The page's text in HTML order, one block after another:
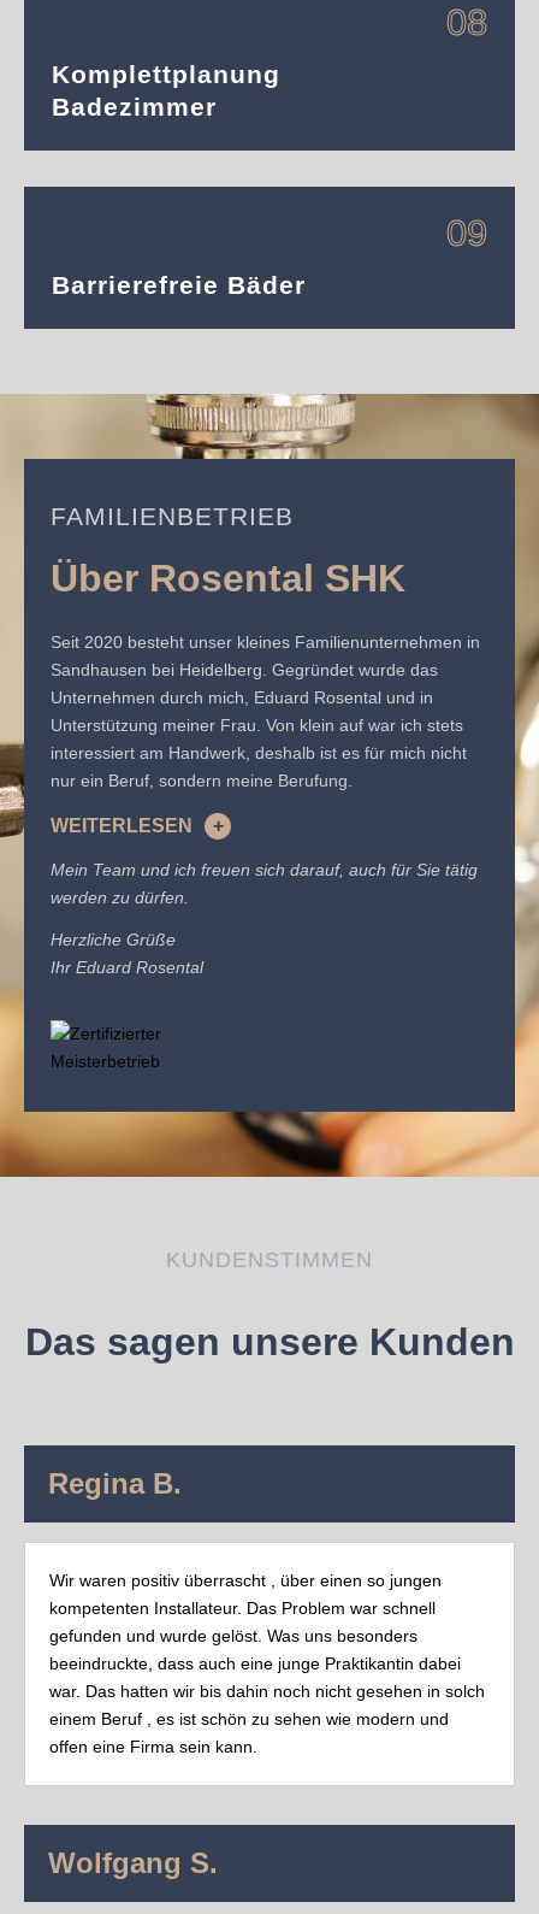
08
Komplettplanung
Badezimmer
09
Barrierefreie Bäder
FAMILIENBETRIEB
Über Rosental SHK
Seit 2020 besteht unser kleines Familienunternehmen in
Sandhausen bei Heidelberg. Gegründet wurde das
Unternehmen durch mich, Eduard Rosental und in
Unterstützung meiner Frau. Von klein auf war ich stets
interessiert am Handwerk, deshalb ist es für mich nicht
nur ein Beruf, sondern meine Berufung.
WEITERLESEN
Mein Team und ich freuen sich darauf, auch für Sie tätig
werden zu dürfen.
Herzliche Grüße
Ihr Eduard Rosental
KUNDENSTIMMEN
Das sagen unsere Kunden
Regina B.
Wir waren positiv überrascht , über einen so jungen
kompetenten Installateur. Das Problem war schnell
gefunden und wurde gelöst. Was uns besonders
beeindruckte, dass auch eine junge Praktikantin dabei
war. Das hatten wir bis dahin noch nicht gesehen in solch
einem Beruf , es ist schön zu sehen wie modern und
offen eine Firma sein kann.
Wolfgang S.